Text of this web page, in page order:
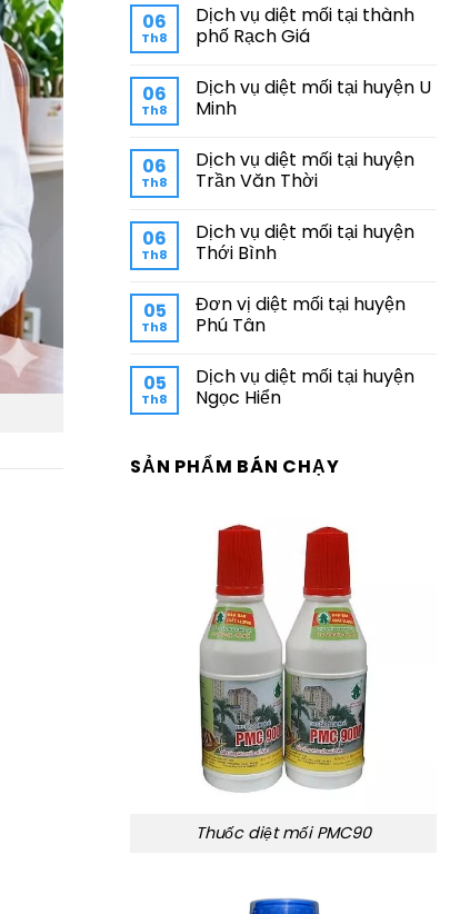
06
Th8
Dịch vụ diệt mối tại thành
phố Rạch Giá
06
Th8
Dịch vụ diệt mối tại huyện U
Minh
06
Th8
Dịch vụ diệt mối tại huyện
Trần Văn Thời
06
Th8
Dịch vụ diệt mối tại huyện
Thới Bình
05
Th8
Đơn vị diệt mối tại huyện
Phú Tân
05
Th8
Dịch vụ diệt mối tại huyện
Ngọc Hiển
SẢN PHẨM BÁN CHẠY
Thuốc diệt mối PMC90